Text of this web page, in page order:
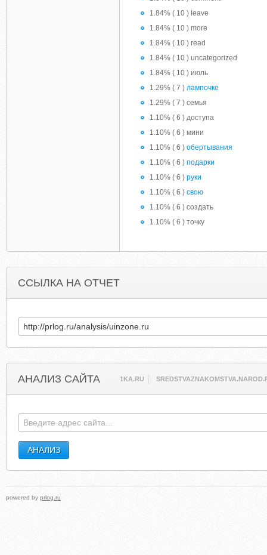
1.84% ( 10 ) leave
1.84% ( 10 ) more
1.84% ( 10 ) read
1.84% ( 10 ) uncategorized
1.84% ( 10 ) июль
1.29% ( 7 ) лампочке
1.29% ( 7 ) семья
1.10% ( 6 ) доступа
1.10% ( 6 ) мини
1.10% ( 6 ) обертывания
1.10% ( 6 ) подарки
1.10% ( 6 ) руки
1.10% ( 6 ) свою
1.10% ( 6 ) создать
1.10% ( 6 ) точку
ССЫЛКА НА ОТЧЕТ
АНАЛИЗ САЙТА 1KA.RU
powered by prlog.ru